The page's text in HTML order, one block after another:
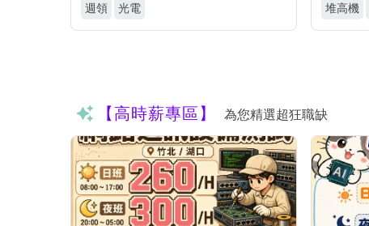
週領 光電 堆高機
【高時薪專區】 為您精選超狂職缺